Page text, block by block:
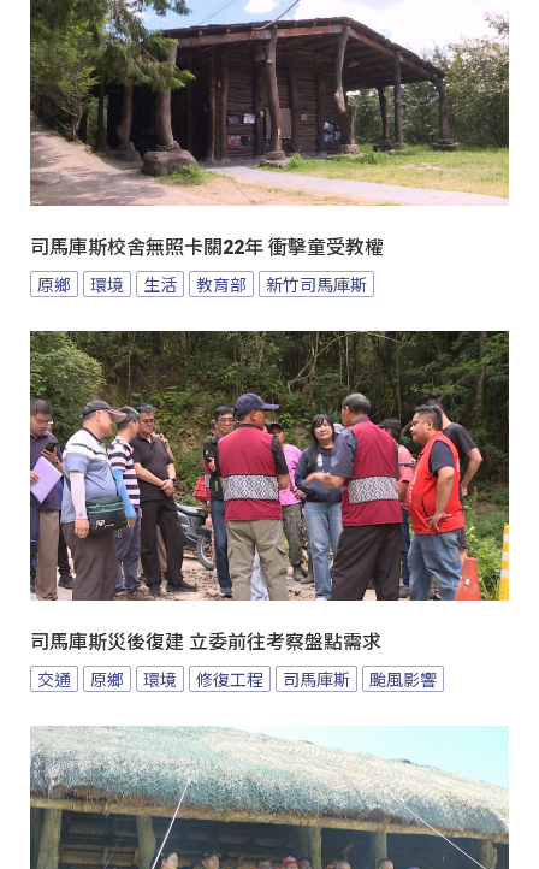
司馬庫斯校舍無照卡關22年 衝擊童受教權
原鄉 環境 生活 教育部 新竹司馬庫斯
司馬庫斯災後復建 立委前往考察盤點需求
交通 原鄉 環境 修復工程 司馬庫斯 颱風影響